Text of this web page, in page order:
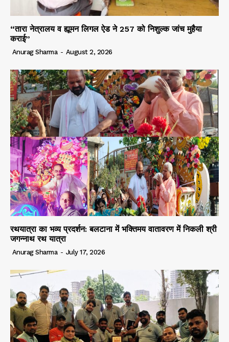
“तारा नेत्रालय व ह्यूमन लिगल ऐड ने 257 को निशुल्क जांच मुहैया
कराई”
Anurag Sharma - August 2, 2026
रथयात्रा का भव्य प्रदर्शन: बलटाना में भक्तिमय वातावरण में निकली श्री
जगन्नाथ रथ यात्रा
Anurag Sharma - July 17, 2026